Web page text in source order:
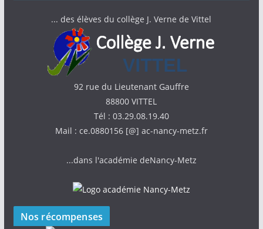
... des élèves du collège J. Verne de Vittel
92 rue du Lieutenant Gauffre
88800 VITTEL
Tél : 03.29.08.19.40
Mail : ce.0880156 [@] ac-nancy-metz.fr
...dans l'académie deNancy-Metz
Nos récompenses